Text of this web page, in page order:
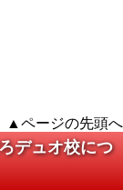
▲ページの先頭へ
デュオ校につ